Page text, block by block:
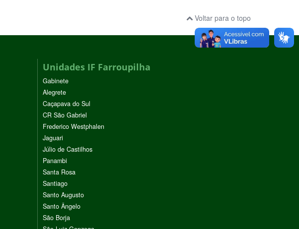
Voltar para o topo
Unidades IF Farroupilha
Gabinete
Alegrete
Caçapava do Sul
CR São Gabriel
Frederico Westphalen
Jaguari
Júlio de Castilhos
Panambi
Santa Rosa
Santiago
Santo Augusto
Santo Ângelo
São Borja